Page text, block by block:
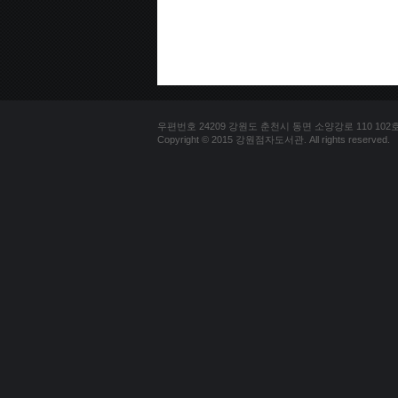
우편번호 24209 강원도 춘천시 동면 소양강로 110 102
Copyright © 2015 강원점자도서관. All rights reserved.